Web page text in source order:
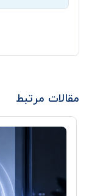
مقالات مرتبط